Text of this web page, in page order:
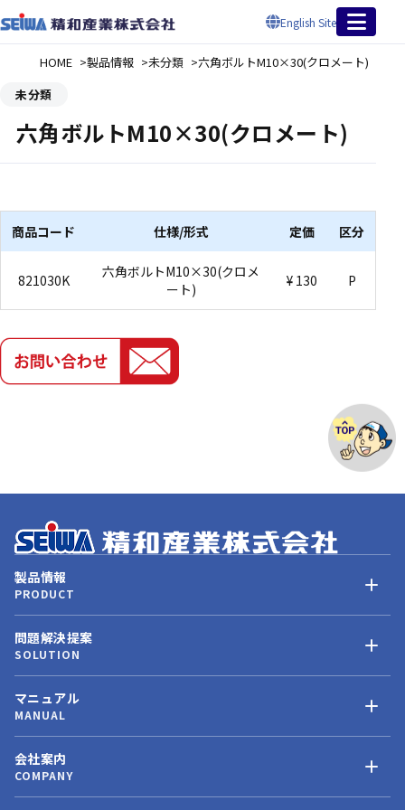
English Site
HOME 製品情報 未分類
六角ボルトM10×30(クロメート)
未分類
六角ボルトM10×30(クロメート)
商品コード 仕様/形式 定価 区分
821030K
六角ボルトM10×30(クロメ
ート)
¥ 130 P
製品情報
PRODUCT
問題解決提案
SOLUTION
マニュアル
MANUAL
会社案内
COMPANY